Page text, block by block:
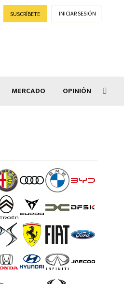
SUSCRÍBETE INICIAR SESIÓN
MERCADO OPINIÓN